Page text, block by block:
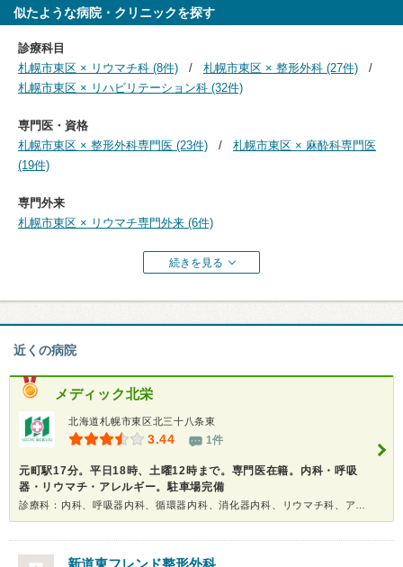
似たような病院・クリニックを探す
診療科目
札幌市東区 × リウマチ科 (8件)
札幌市東区 × 整形外科 (27件)
札幌市東区 × リハビリテーション科 (32件)
専門医・資格
札幌市東区 × 整形外科専門医 (23件)
札幌市東区 × 麻酔科専門医
(19件)
専門外来
札幌市東区 × リウマチ専門外来 (6件)
続きを見る
近くの病院
メディック北栄
北海道札幌市東区北三十八条東
3.44 1件
元町駅17分。平日18時、土曜12時まで。専門医在籍。内科・呼吸
器・リウマチ・アレルギー。駐車場完備
新道東フレンド整形外科